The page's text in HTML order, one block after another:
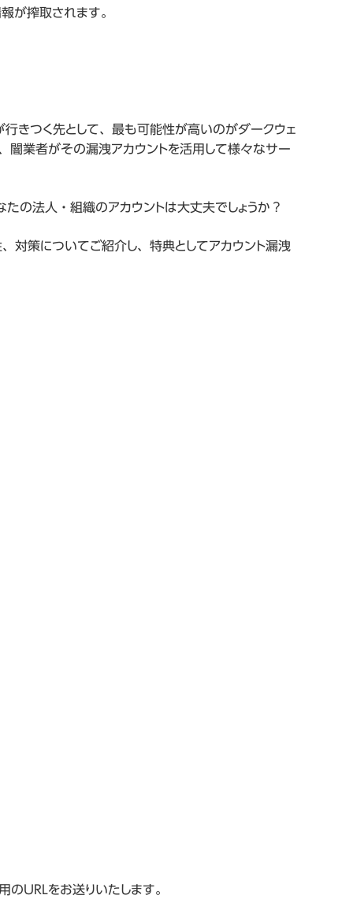
が搾取されます。
行きつく先として、最も可能性が高いのがダークウェ
闇業者がその漏洩アカウントを活用して様々なサー
の法人・組織のアカウントは大丈夫でしょうか？
対策についてご紹介し、特典としてアカウント漏洩
URLをお送りいたします。